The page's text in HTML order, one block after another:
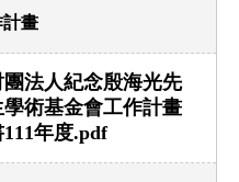
計畫
團法人紀念殷海光先
學術基金會工作計畫
111年度.pdf